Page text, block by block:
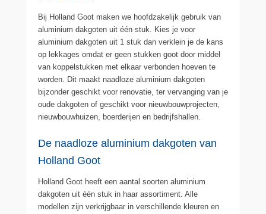
Bij Holland Goot maken we hoofdzakelijk gebruik van
aluminium dakgoten uit één stuk. Kies je voor
aluminium dakgoten uit 1 stuk dan verklein je de kans
op lekkages omdat er geen stukken goot door middel
van koppelstukken met elkaar verbonden hoeven te
worden. Dit maakt naadloze aluminium dakgoten
bijzonder geschikt voor renovatie, ter vervanging van je
oude dakgoten of geschikt voor nieuwbouwprojecten,
nieuwbouwhuizen, boerderijen en bedrijfshallen.
De naadloze aluminium dakgoten van
Holland Goot
Holland Goot heeft een aantal soorten aluminium
dakgoten uit één stuk in haar assortiment. Alle
modellen zijn verkrijgbaar in verschillende kleuren en